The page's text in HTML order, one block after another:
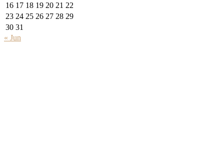
16 17 18 19 20 21 22
23 24 25 26 27 28 29
30 31
« Jun